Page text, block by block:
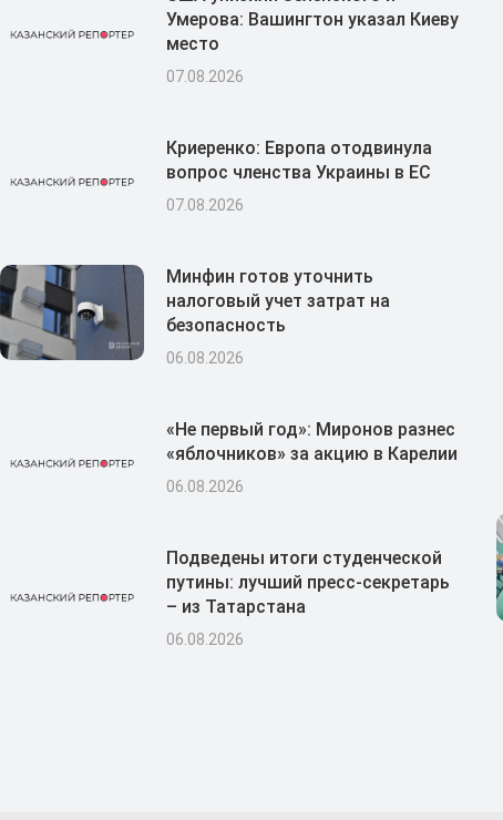
Умерова: Вашингтон указал Киеву
место
07.08.2026
Криеренко: Европа отодвинула
вопрос членства Украины в ЕС
07.08.2026
Минфин готов уточнить
налоговый учет затрат на
безопасность
06.08.2026
«Не первый год»: Миронов разнес
«яблочников» за акцию в Карелии
06.08.2026
Подведены итоги студенческой
путины: лучший пресс-секретарь
– из Татарстана
06.08.2026